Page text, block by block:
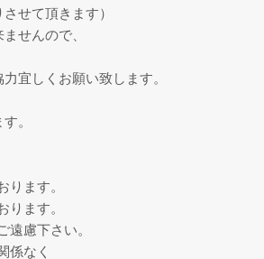
せて頂きます）
せんので、
宜しくお願い致します。
。
ます。
ます。
慮下さい。
係なく